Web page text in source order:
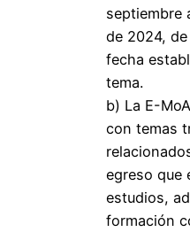
septiembre
de 2024,
fecha
tema.
b) La E-
con temas
egreso que
estudios,
formación